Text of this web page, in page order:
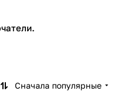
Сначала популярные